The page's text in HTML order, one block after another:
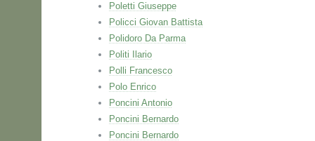
Poletti Giuseppe
Policci Giovan Battista
Polidoro Da Parma
Politi Ilario
Polli Francesco
Polo Enrico
Poncini Antonio
Poncini Bernardo
Poncini Bernardo